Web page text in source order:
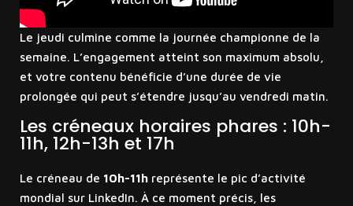
Le jeudi culmine comme la journée championne de la
semaine. L’engagement atteint son maximum absolu,
et votre contenu bénéficie d’une durée de vie
prolongée qui peut s’étendre jusqu’au vendredi matin.
Les créneaux horaires phares : 10h-
11h, 12h-13h et 17h
Le créneau de 10h-11hreprésente le pic d’activité
mondial sur LinkedIn. À ce moment précis, les